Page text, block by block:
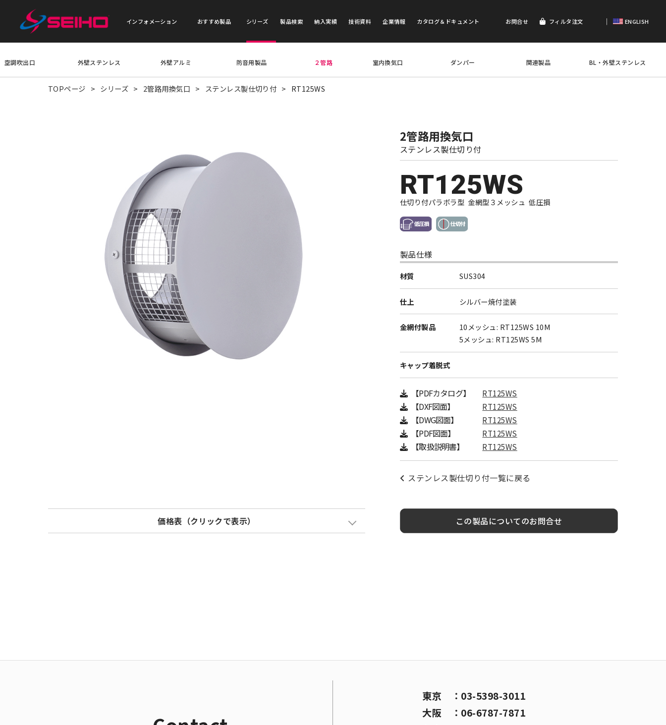
インフォメーション おすすめ製品 シリーズ 製品検索 納入実績 技術資料 企業情報 カタログ＆ドキュメント お問合せ フィルタ注文 ｜ ENGLISH
空調吹出口 外壁ステンレス 外壁アルミ 防音用製品 ２管路 室内換気口 ダンパー 関連製品 BL・外壁ステンレス
TOPページ シリーズ 2管路用換気口 ステンレス製仕切り付 RT125WS
2管路用換気口
ステンレス製仕切り付
RT125WS
仕切り付パラボラ型 金網型３メッシュ 低圧損
製品仕様
材質 SUS304
仕上 シルバー焼付塗装
金網付製品
10メッシュ: RT125WS 10M
5メッシュ: RT125WS 5M
キャップ着脱式
【PDFカタログ】 RT125WS
【DXF図面】 RT125WS
【DWG図面】 RT125WS
【PDF図面】 RT125WS
【取扱説明書】 RT125WS
ステンレス製仕切り付一覧に戻る
価格表（クリックで表示） この製品についてのお問合せ
東京 ： 03-5398-3011
大阪
： 06-6787-7871